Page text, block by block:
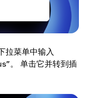
拉菜单中输入
。 单击它并转到插